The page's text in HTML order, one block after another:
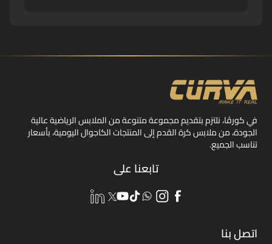
في كورڤا، نلتزم بتقديم مجموعة متنوعة من الملابس الرياضية عالية
الجودة، من ملابس كرة القدم إلى المنتجات الكاجوال اليومية، بأسعار
تناسب الجميع.
تابعنا على
اتصل بنا